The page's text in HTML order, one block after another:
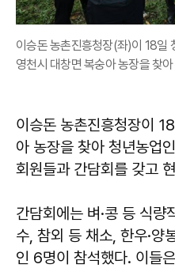
이승돈 농촌진흥청장(좌)이 18일
영천시 대창면 복숭아 농장을 찾
이승돈 농촌진흥청장이
아 농장을 찾아 청년농업
회원들과 간담회를 갖고
간담회에는 벼·콩 등 식량
수, 참외 등 채소, 한우·양
인 6명이 참석했다. 이들